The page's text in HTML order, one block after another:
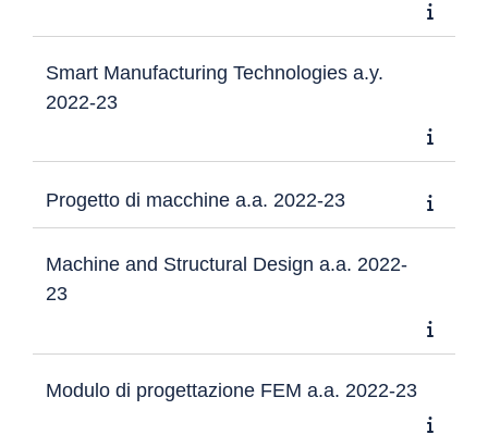
Smart Manufacturing Technologies a.y.
2022-23
Progetto di macchine a.a. 2022-23
Machine and Structural Design a.a. 2022-
23
Modulo di progettazione FEM a.a. 2022-23